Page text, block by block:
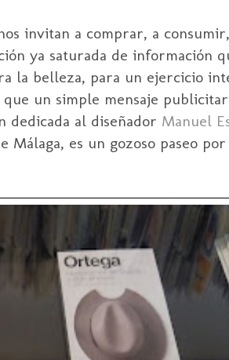
invitan a comprar, a
ya saturada de información
la belleza, para un ejercicio
un simple mensaje
dedicada al diseñador Manuel
Málaga, es un gozoso paseo